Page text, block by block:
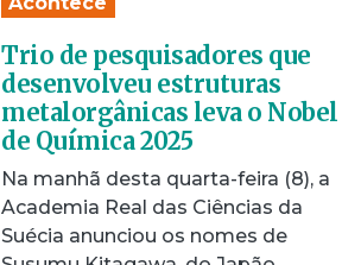
Trio de pesquisadores que
desenvolveu estruturas
metalorgânicas leva o Nobel
de Química 2025
Na manhã desta quarta-feira (8), a
Academia Real das Ciências da
Suécia anunciou os nomes de